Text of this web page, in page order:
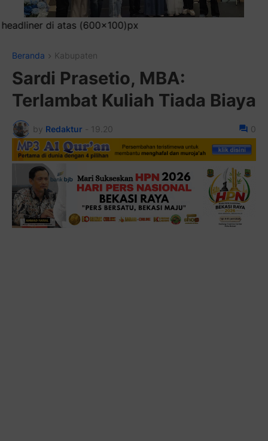
Beranda Kabupaten
Sardi Prasetio, MBA:
Terlambat Kuliah Tiada Biaya
by Redaktur - 19.20 0